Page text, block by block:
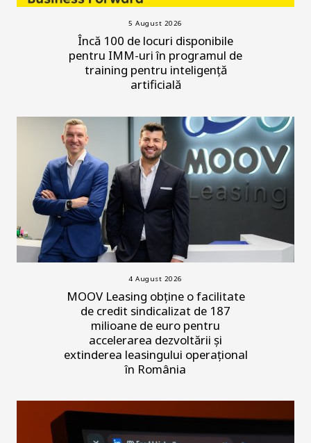
5 August 2026
Încă 100 de locuri disponibile
pentru IMM-uri în programul de
training pentru inteligență
artificială
4 August 2026
MOOV Leasing obține o facilitate
de credit sindicalizat de 187
milioane de euro pentru
accelerarea dezvoltării și
extinderea leasingului operațional
în România